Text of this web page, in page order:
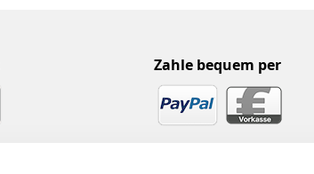
Zahle bequem per